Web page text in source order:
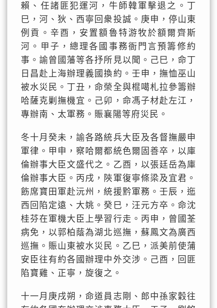
賴、任諸匪犯運河，牛師韓軍擊退之。丁
巳，河、狄、西寧回衆投誠。庚申，停山東
例貢。辛酉，安置額魯特游牧於額爾齊斯
河。甲子，總理各國事務衙門言預籌修約
事。諭曾國藩等各抒所見以聞。己巳，命丁
日昌赴上海辦理義國換約。壬申，撫恤巫山
被水災民。丁丑，命榮全與棍噶札拉參籌辦
哈薩克剿撫機宜。己卯，命馮子材赴左江，
專辦南、太軍務。賑襄陽等府災民。
冬十月癸未，諭各路統兵大臣及各督撫嚴申
軍律。甲申，察哈爾都統色爾固善卒，以庫
倫辦事大臣文盛代之。乙酉，以張廷岳為庫
倫辦事大臣。丙戌，陝軍復寧條梁及宜君。
飭席寶田軍赴沅州，統援黔軍務。壬辰，迤
西回陷定遠、大姚。癸巳，汪元方卒。命沈
桂芬在軍機大臣上學習行走。丙申，曾國荃
病免，以郭柏蔭為湖北巡撫，蘇鳳文為廣西
巡撫。賑山東被水災民。乙巳，派美前使蒲
安臣往有約各國辦理中外交涉。己酉，回匪
陷寶雞、正寧，旋復之。
十一月庚戌朔，命道員志剛、郎中孫家穀往